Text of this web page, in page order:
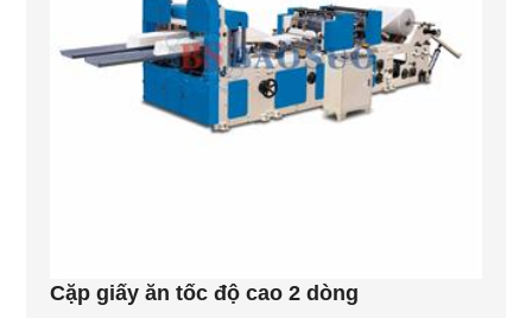
Cặp giấy ăn tốc độ cao 2 dòng